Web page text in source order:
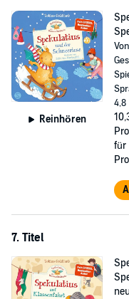
Reinhören
4,8
für
7. Titel